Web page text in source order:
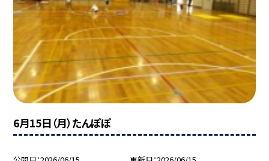
6月15日（月）たんぽぽ